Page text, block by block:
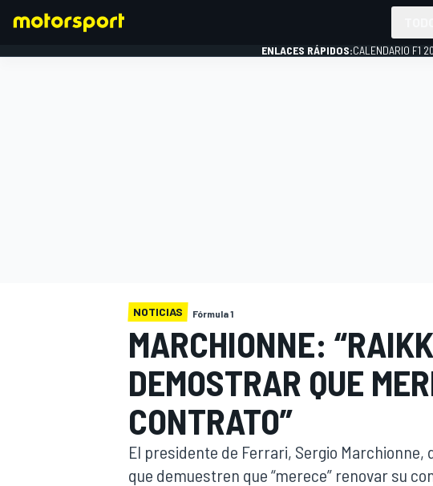
INDYCAR
ENLACES RÁPIDOS:CALENDARIO F1
NOTICIAS Fórmula 1
MARCHIONNE:
DEMOSTRAR QUE
CONTRATO”
El presidente de Ferrari, Sergio
que demuestren que “merece” renovar su